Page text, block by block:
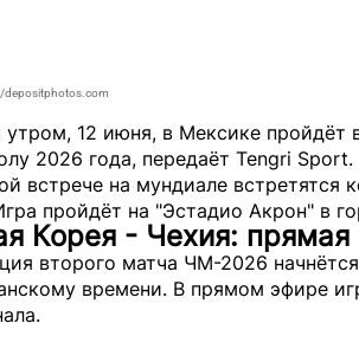
depositphotos.com
утром, 12 июня, в Мексике пройдёт
2026 года, передаёт Tengri Sport.
встрече на мундиале
пройдёт на "Эстадио Акрон" в
Корея - Чехия: прямая
второго матча ЧМ-2026
времени. В прямом эфире